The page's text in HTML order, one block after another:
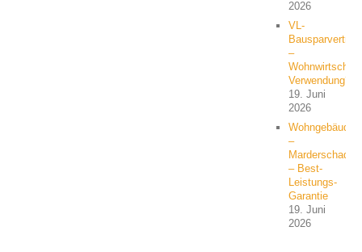
2026
VL-
Bausparvertrag
–
Verwendung?
19. Juni
2026
Wohngebäude
–
Marderschaden
– Best-
Leistungs-
Garantie
19. Juni
2026